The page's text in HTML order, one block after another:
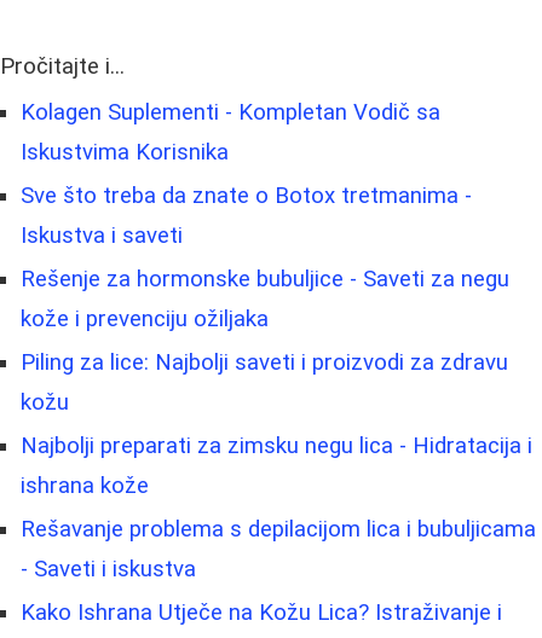
Pročitajte i...
Kolagen Suplementi - Kompletan Vodič sa
Iskustvima Korisnika
Sve što treba da znate o Botox tretmanima -
Iskustva i saveti
Rešenje za hormonske bubuljice - Saveti za negu
kože i prevenciju ožiljaka
Piling za lice: Najbolji saveti i proizvodi za zdravu
kožu
Najbolji preparati za zimsku negu lica - Hidratacija i
ishrana kože
Rešavanje problema s depilacijom lica i bubuljicama
- Saveti i iskustva
Kako Ishrana Utječe na Kožu Lica? Istraživanje i